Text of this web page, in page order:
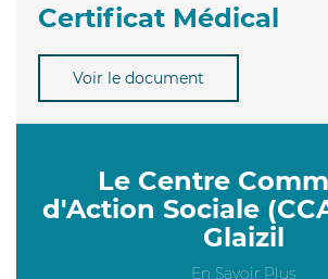
Certificat Médical
Voir le document
Le Centre
d'Action Sociale
Glaizil
En Savoir Plus